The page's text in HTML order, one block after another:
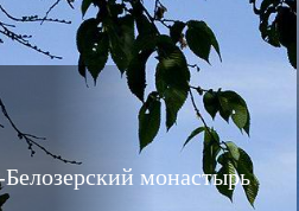
монастырь